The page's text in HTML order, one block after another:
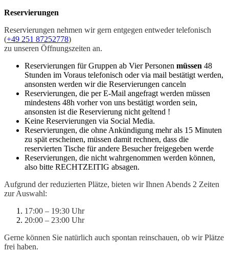
Reservierungen
Reservierungen nehmen wir gern entgegen entweder telefonisch
(+49 251 87252778)
zu unseren Öffnungszeiten an.
Reservierungen für Gruppen ab Vier Personen müssen 48
Stunden im Voraus telefonisch oder via mail bestätigt werden,
ansonsten werden wir die Reservierungen canceln
Reservierungen, die per E-Mail angefragt werden müssen
mindestens 48h vorher von uns bestätigt worden sein,
ansonsten ist die Reservierung nicht geltend !
Keine Reservierungen via Social Media.
Reservierungen, die ohne Ankündigung mehr als 15 Minuten
zu spät erscheinen, müssen damit rechnen, dass die
reservierten Tische für andere Besucher freigegeben werde
Reservierungen, die nicht wahrgenommen werden können,
also bitte RECHTZEITIG absagen.
Aufgrund der reduzierten Plätze, bieten wir Ihnen Abends 2 Zeiten
zur Auswahl:
17:00 – 19:30 Uhr
20:00 – 23:00 Uhr
Gerne können Sie natürlich auch spontan reinschauen, ob wir Plätze
frei haben.